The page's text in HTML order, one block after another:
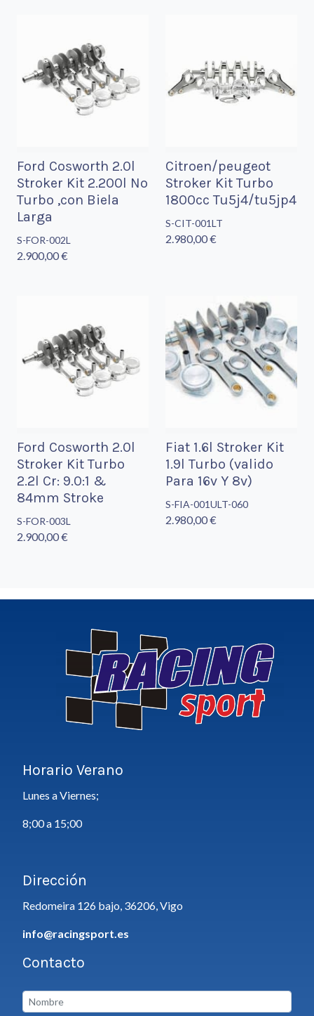
Ford Cosworth 2.0l
Stroker Kit 2.200l No
Turbo ,con Biela
Larga
S-FOR-002L
2.900,00 €
Citroen/peugeot
Stroker Kit Turbo
1800cc Tu5j4/tu5jp4
S-CIT-001LT
2.980,00 €
Ford Cosworth 2.0l
Stroker Kit Turbo
2.2l Cr: 9.0:1 &
84mm Stroke
S-FOR-003L
2.900,00 €
Fiat 1.6l Stroker Kit
1.9l Turbo (valido
Para 16v Y 8v)
S-FIA-001ULT-060
2.980,00 €
Horario Verano
Lunes a Viernes;
8;00 a 15;00
Dirección
Redomeira 126 bajo, 36206, Vigo
info@racingsport.es
Contacto